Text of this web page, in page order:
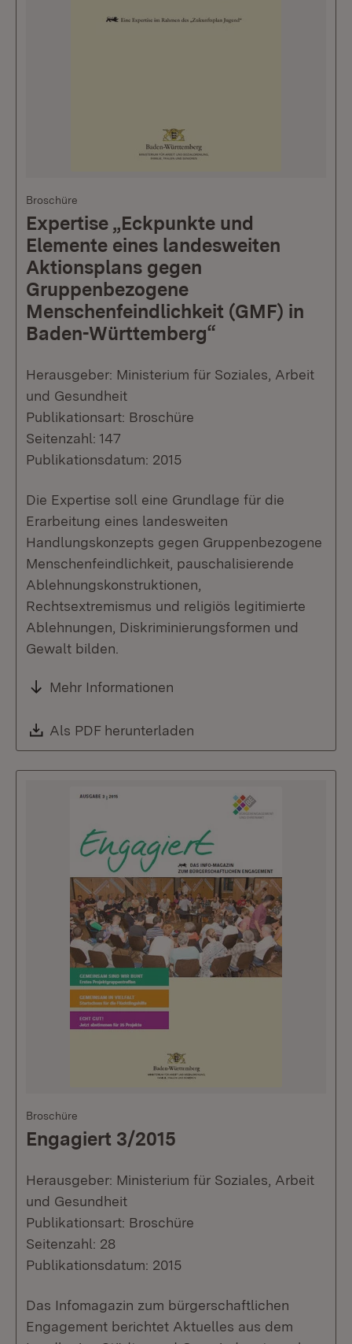
Broschüre
Expertise „Eckpunkte und
Elemente eines landesweiten
Aktionsplans gegen
Gruppenbezogene
Menschenfeindlichkeit (GMF) in
Baden-Württemberg“
Herausgeber: Ministerium für Soziales, Arbeit
und Gesundheit
Publikationsart: Broschüre
Seitenzahl: 147
Publikationsdatum: 2015
Die Expertise soll eine Grundlage für die
Erarbeitung eines landesweiten
Handlungskonzepts gegen Gruppenbezogene
Menschenfeindlichkeit, pauschalisierende
Ablehnungskonstruktionen,
Rechtsextremismus und religiös legitimierte
Ablehnungen, Diskriminierungsformen und
Gewalt bilden.
Mehr Informationen
Download:
Als PDF herunterladen
Broschüre
Engagiert 3/2015
Herausgeber: Ministerium für Soziales, Arbeit
und Gesundheit
Publikationsart: Broschüre
Seitenzahl: 28
Publikationsdatum: 2015
Das Infomagazin zum bürgerschaftlichen
Engagement berichtet Aktuelles aus dem